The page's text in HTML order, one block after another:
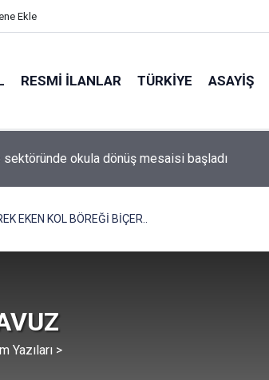
Ekle
RESMI İLANLAR TÜRKİYE ASAYİŞ
EKEN KOL BÖREĞİ BİÇER..
Yazıları >